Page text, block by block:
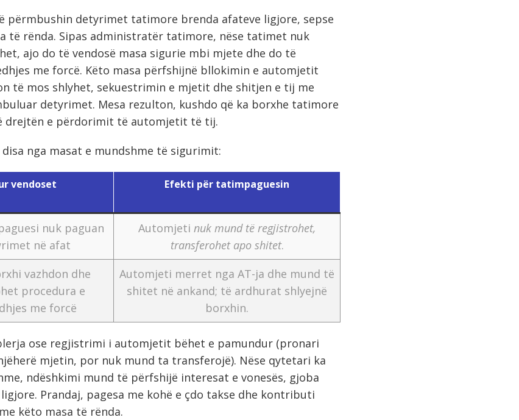
përmbushin detyrimet tatimore brenda afateve ligjore, sepse
të rënda. Sipas administratër tatimore, nëse tatimet nuk
ajo do të vendosë masa sigurie mbi mjete dhe do të
me forcë. Këto masa përfshijnë bllokimin e automjetit
të mos shlyhet, sekuestrimin e mjetit dhe shitjen e tij me
detyrimet. Mesa rezulton, kushdo që ka borxhe tatimore
drejtën e përdorimit të automjetit të tij.
nga masat e mundshme të sigurimit:
vendoset Efekti për tatimpaguesin
nuk paguan
në afat
Automjeti nuk mund të regjistrohet,
transferohet apo shitet.
vazhdon dhe
procedura e
me forcë
Automjeti merret nga AT-ja dhe mund të
shitet në ankand; të ardhurat shlyejnë
borxhin.
ose regjistrimi i automjetit bëhet e pamundur (pronari
mjetin, por nuk mund ta transferojë). Nëse qytetari ka
ndëshkimi mund të përfshijë interesat e vonesës, gjoba
Prandaj, pagesa me kohë e çdo takse dhe kontributi
këto masa të rënda.